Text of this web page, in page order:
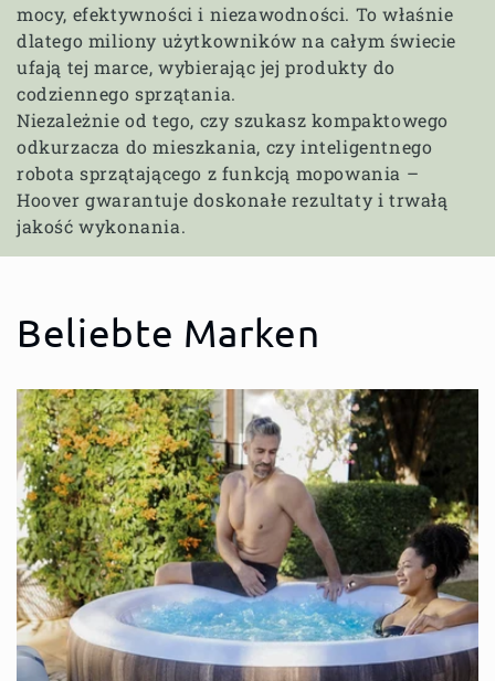
mocy, efektywności i niezawodności. To właśnie
dlatego miliony użytkowników na całym świecie
ufają tej marce, wybierając jej produkty do
codziennego sprzątania.
Niezależnie od tego, czy szukasz kompaktowego
odkurzacza do mieszkania, czy inteligentnego
robota sprzątającego z funkcją mopowania –
Hoover gwarantuje doskonałe rezultaty i trwałą
jakość wykonania.
Beliebte Marken